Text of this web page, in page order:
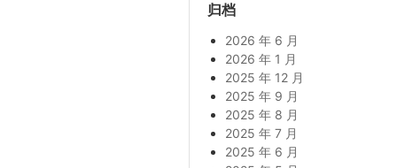
归档
2026 年 6 月
2026 年 1 月
2025 年 12 月
2025 年 9 月
2025 年 8 月
2025 年 7 月
2025 年 6 月